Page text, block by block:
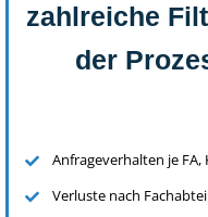
zahlreiche
der
Anfrageverhalten je FA,
Verluste nach